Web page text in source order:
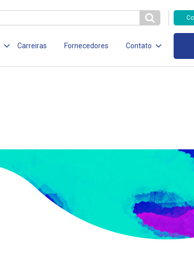
Carreiras Fornecedores Contato